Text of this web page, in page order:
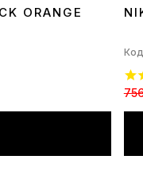
ORANGE